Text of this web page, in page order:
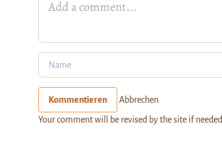
Kommentieren Abbrechen
Your comment will be revised by the site if needed.